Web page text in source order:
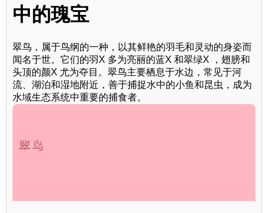
中的瑰宝
翠鸟，属于鸟纲的一种，以其鲜艳的羽毛和灵动的身姿而
闻名于世。它们的羽X 多为亮丽的蓝X 和翠绿X ，翅膀和
头顶的颜X 尤为夺目。翠鸟主要栖息于水边，常见于河
流、湖泊和湿地附近，善于捕捉水中的小鱼和昆虫，成为
水域生态系统中重要的捕食者。